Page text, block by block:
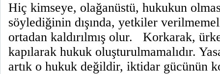
Hiç kimseye, olağanüstü, hukukun
söylediğinin dışında, yetkiler
ortadan kaldırılmış olur. Korkarak,
kapılarak hukuk oluşturulmamalıdır.
artık o hukuk değildir, iktidar gücünün